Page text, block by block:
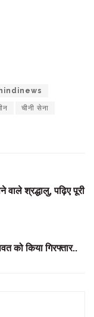
hindinews
चीनी सेना
श्रद्धालु, पढ़िए पूरी
को किया गिरफ्तार..